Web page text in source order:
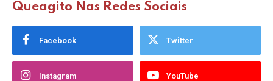
Queagito Nas Redes Sociais
Facebook Twitter
Instagram YouTube